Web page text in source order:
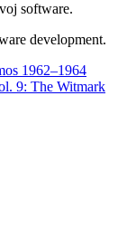
software.
development.
9: The Witmark